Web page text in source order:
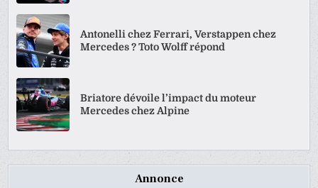
Antonelli chez Ferrari, Verstappen chez
Mercedes ? Toto Wolff répond
Briatore dévoile l’impact du moteur
Mercedes chez Alpine
Annonce